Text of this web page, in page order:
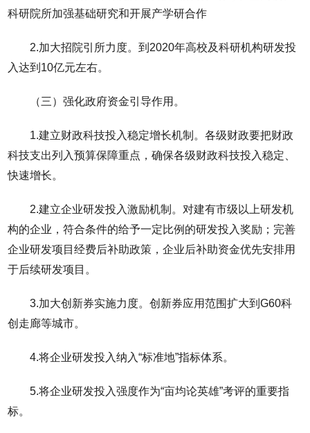
科研院所加强基础研究和开展产学研合作
2.加大招院引所力度。到2020年高校及科研机构研发投
入达到10亿元左右。
（三）强化政府资金引导作用。
1.建立财政科技投入稳定增长机制。各级财政要把财政
科技支出列入预算保障重点，确保各级财政科技投入稳定、
快速增长。
2.建立企业研发投入激励机制。对建有市级以上研发机
构的企业，符合条件的给予一定比例的研发投入奖励；完善
企业研发项目经费后补助政策，企业后补助资金优先安排用
于后续研发项目。
3.加大创新券实施力度。创新券应用范围扩大到G60科
创走廊等城市。
4.将企业研发投入纳入“标准地”指标体系。
5.将企业研发投入强度作为“亩均论英雄”考评的重要指
标。